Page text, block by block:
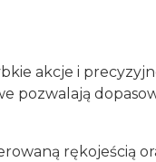
akcje i
pozwalają
rękojeścią